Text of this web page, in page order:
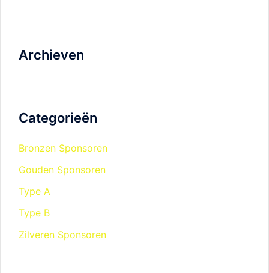
Archieven
Categorieën
Bronzen Sponsoren
Gouden Sponsoren
Type A
Type B
Zilveren Sponsoren